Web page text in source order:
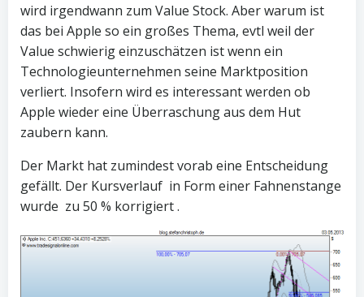
wird irgendwann zum Value Stock. Aber warum ist
das bei Apple so ein großes Thema, evtl weil der
Value schwierig einzuschätzen ist wenn ein
Technologieunternehmen seine Marktposition
verliert. Insofern wird es interessant werden ob
Apple wieder eine Überraschung aus dem Hut
zaubern kann.
Der Markt hat zumindest vorab eine Entscheidung
gefällt. Der Kursverlauf in Form einer Fahnenstange
wurde zu 50 % korrigiert .